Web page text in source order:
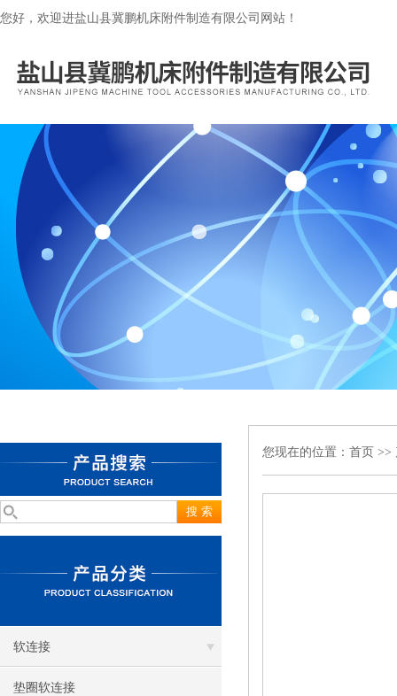
您好，欢迎进盐山县冀鹏机床附件制造有限公司网站！
软连接
垫圈软连接
您现在的位置： 首页 >>